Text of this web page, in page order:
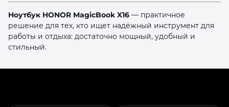
Ноутбук HONOR MagicBook X16 — практичное
решение для тех, кто ищет надёжный инструмент для
работы и отдыха: достаточно мощный, удобный и
стильный.